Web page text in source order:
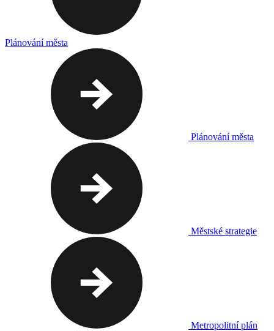
Plánování města
Plánování města
Městské strategie
Metropolitní plán